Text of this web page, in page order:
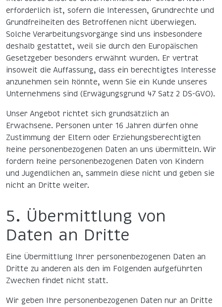
erforderlich ist, sofern die Interessen, Grundrechte und
Grundfreiheiten des Betroffenen nicht überwiegen.
Solche Verarbeitungsvorgänge sind uns insbesondere
deshalb gestattet, weil sie durch den Europäischen
Gesetzgeber besonders erwähnt wurden. Er vertrat
insoweit die Auffassung, dass ein berechtigtes Interesse
anzunehmen sein könnte, wenn Sie ein Kunde unseres
Unternehmens sind (Erwägungsgrund 47 Satz 2 DS-GVO).
Unser Angebot richtet sich grundsätzlich an
Erwachsene. Personen unter 16 Jahren dürfen ohne
Zustimmung der Eltern oder Erziehungsberechtigten
keine personenbezogenen Daten an uns übermitteln. Wir
fordern keine personenbezogenen Daten von Kindern
und Jugendlichen an, sammeln diese nicht und geben sie
nicht an Dritte weiter.
5. Übermittlung von
Daten an Dritte
Eine Übermittlung Ihrer personenbezogenen Daten an
Dritte zu anderen als den im Folgenden aufgeführten
Zwecken findet nicht statt.
Wir geben Ihre personenbezogenen Daten nur an Dritte